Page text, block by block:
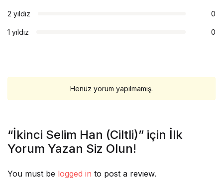
2 yıldız 0
1 yıldız 0
Henüz yorum yapılmamış.
“İkinci Selim Han (Ciltli)” için İlk
Yorum Yazan Siz Olun!
You must be logged in to post a review.